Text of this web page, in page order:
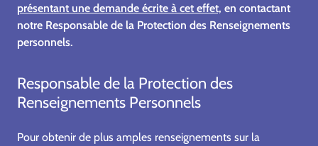
présentant une demande écrite à cet effet, en contactant
notre Responsable de la Protection des Renseignements
personnels.
Responsable de la Protection des
Renseignements Personnels
Pour obtenir de plus amples renseignements sur la